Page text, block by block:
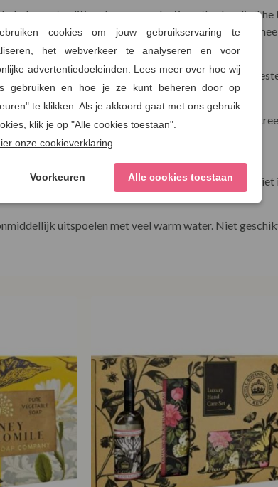
van traditionele zeepproductiemethoden die The
uitzonderlijk hoge kwaliteit en gaan veel langer
platteland van Sussex, met ingrediënten van de
voor The English Soap Company.
en weegt maar liefst 190 gram. De prachtig
cadeaus zijn voor vrienden en familie.
gevoed te houden. Bewaar het stuk zeep wanneer
uitspoelen met veel warm water. Niet